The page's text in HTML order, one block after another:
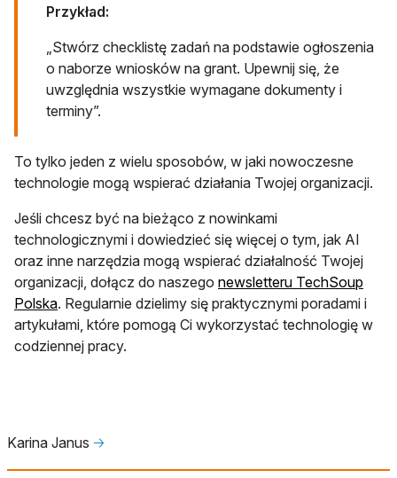
Przykład:
„Stwórz checklistę zadań na podstawie ogłoszenia
o naborze wniosków na grant. Upewnij się, że
uwzględnia wszystkie wymagane dokumenty i
terminy”.
To tylko jeden z wielu sposobów, w jaki nowoczesne
technologie mogą wspierać działania Twojej organizacji.
Jeśli chcesz być na bieżąco z nowinkami
technologicznymi i dowiedzieć się więcej o tym, jak AI
oraz inne narzędzia mogą wspierać działalność Twojej
organizacji, dołącz do naszego newsletteru TechSoup
Polskaotwiera się w nowej karcie
. Regularnie dzielimy się praktycznymi poradami i
artykułami, które pomogą Ci wykorzystać technologię w
codziennej pracy.
Karina Janus 🡢